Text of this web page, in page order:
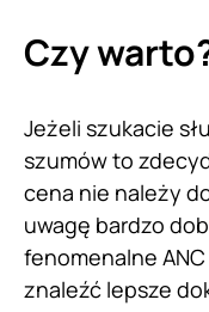
Czy
Jeżeli szukacie
szumów to
cena nie należy
uwagę bardzo
fenomenalne
znaleźć lepsze